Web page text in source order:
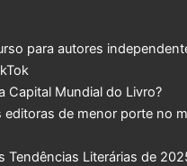
para autores
Capital Mundial do Livro?
editoras de menor porte no
Tendências Literárias de